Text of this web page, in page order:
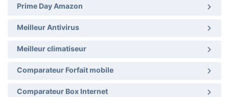
Prime Day Amazon
Meilleur Antivirus
Meilleur climatiseur
Comparateur Forfait mobile
Comparateur Box Internet